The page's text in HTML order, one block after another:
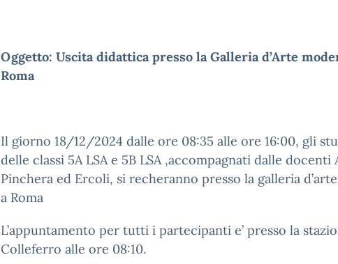
Oggetto: Uscita didattica presso la Galleria d’Arte
Roma
Il giorno 18/12/2024 dalle ore 08:35 alle ore 16:00, gli
delle classi 5A LSA e 5B LSA ,accompagnati dalle docenti
Pinchera ed Ercoli, si recheranno presso la galleria
a Roma
L’appuntamento per tutti i partecipanti e’ presso la
Colleferro alle ore 08:10.